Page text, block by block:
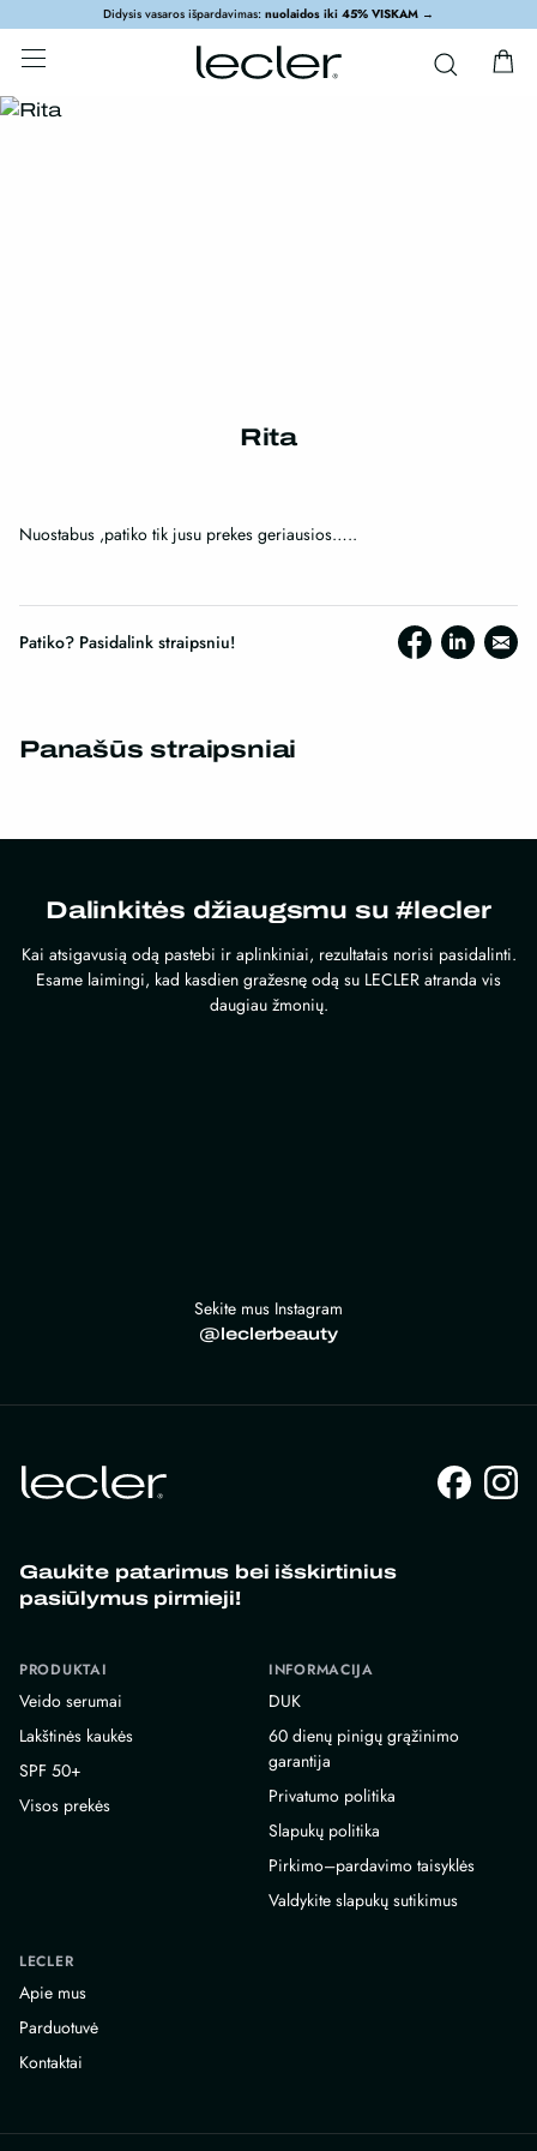
Didysis vasaros išpardavimas: nuolaidos iki 45% VISKAM →
Rita
Nuostabus ,patiko tik jusu prekes geriausios…..
Patiko? Pasidalink straipsniu!
Panašūs straipsniai
Dalinkitės džiaugsmu su #lecler
Kai atsigavusią odą pastebi ir aplinkiniai, rezultatais norisi pasidalinti.
Esame laimingi, kad kasdien gražesnę odą su LECLER atranda vis
daugiau žmonių.
Sekite mus Instagram
@leclerbeauty
Gaukite patarimus bei išskirtinius
pasiūlymus pirmieji!
PRODUKTAI
Veido serumai
Lakštinės kaukės
SPF 50+
Visos prekės
LECLER
Apie mus
Parduotuvė
Kontaktai
INFORMACIJA
DUK
60 dienų pinigų grąžinimo
garantija
Privatumo politika
Slapukų politika
Pirkimo–pardavimo taisyklės
Valdykite slapukų sutikimus